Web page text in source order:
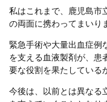
私はこれまで、鹿児島市
の両面に携わってまいり
緊急手術や大量出血症例
を支える血液製剤が、患
要な役割を果たしている
今後は、以前とは異なる